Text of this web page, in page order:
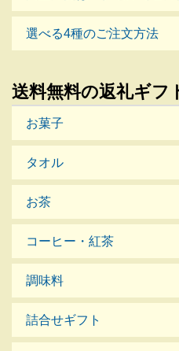
選べる4種のご注文方法
送料無料の返礼ギフ
お菓子
タオル
お茶
コーヒー・紅茶
調味料
詰合せギフト